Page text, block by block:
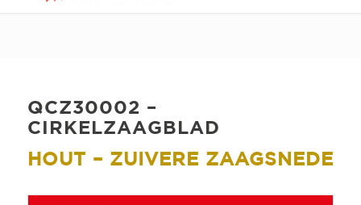
QCZ30002 –
CIRKELZAAGBLAD
HOUT – ZUIVERE ZAAGSNEDE